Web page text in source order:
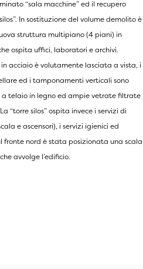
“sala macchine” ed il recupero
In sostituzione del volume demolito è
struttura multipiano (4 piani) in
ospita uffici, laboratori e archivi.
acciaio è volutamente lasciata a vista, i
ed i tamponamenti verticali sono
telaio in legno ed ampie vetrate filtrate
“torre silos” ospita invece i servizi di
e ascensori), i servizi igienici ed
fronte nord è stata posizionata una scala
avvolge l’edificio.